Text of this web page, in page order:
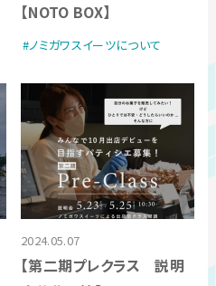
【NOTO BOX】
ノミガワスイーツについて
2024.05.07
【第二期プレクラス 説明